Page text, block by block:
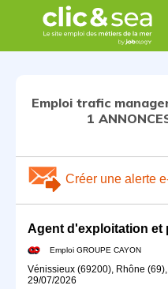
Emploi trafic
1
Créer une alerte
Agent d'exploitation et
Emploi GROUPE CAYON
Vénissieux (69200), Rhône
29/07/2026